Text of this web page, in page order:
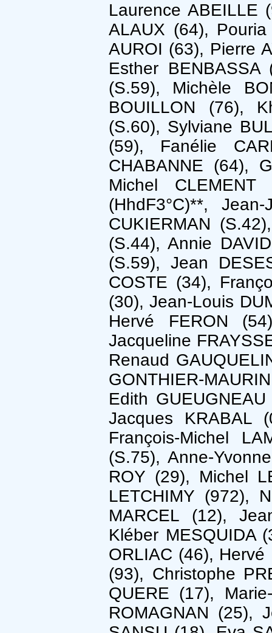
Laurence ABEILLE
ALAUX (64), Pouria
AUROI (63), Pierre
Esther BENBASSA
(S.59), Michèle
BOUILLON (76),
(S.60), Sylviane
(59), Fanélie
CHABANNE (64),
Michel
(HhdF3°C)**,
CUKIERMAN
(S.44), Annie
(S.59), Jean
COSTE (34),
(30), Jean-Louis
Hervé FERON
Jacqueline
Renaud
GONTHIER-
Edith
Jacques KRABAL
François-Michel
(S.75), Anne-
ROY (29), Michel
LETCHIMY (972),
MARCEL (12),
Kléber MESQUIDA
ORLIAC (46),
(93), Christophe
QUERE (17),
ROMAGNAN (25),